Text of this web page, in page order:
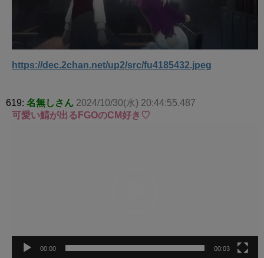
https://dec.2chan.net/up2/src/fu4185432.jpeg
619: 名無しさん 2024/10/30(水) 20:44:55.487
可愛い鯖が出るFGOのCM好き♡
00:00 00:03